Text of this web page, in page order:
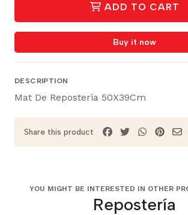
ADD TO CART
Buy it now
DESCRIPTION
Mat De Reposteria 50X39Cm
Share this product
YOU MIGHT BE INTERESTED IN OTHER
Repostería